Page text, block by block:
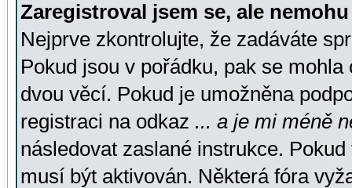
Zaregistroval jsem se, ale
Nejprve zkontrolujte, že zadáváte
Pokud jsou v pořádku, pak se
dvou věcí. Pokud je umožněna
registraci na odkaz ... a je mi méně
následovat zaslané instrukce.
musí být aktivován. Některá fóra